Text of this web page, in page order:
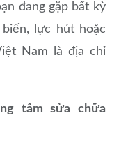
đang gặp bất kỳ
lực hút hoặc
Nam là địa chỉ
tâm sửa chữa